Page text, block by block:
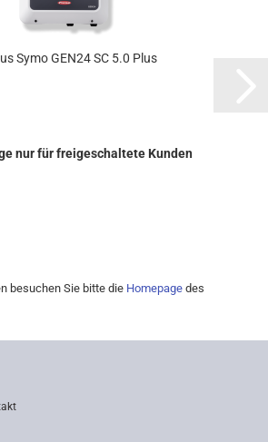
Symo GEN24 SC 5.0 Plus
nur für freigeschaltete Kunden
besuchen Sie bitte die Homepage des